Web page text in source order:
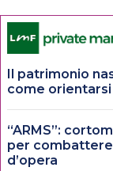
Il patrimonio
come
“ARMS”:
per
d’opera